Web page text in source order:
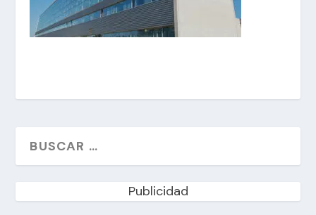
Publicidad